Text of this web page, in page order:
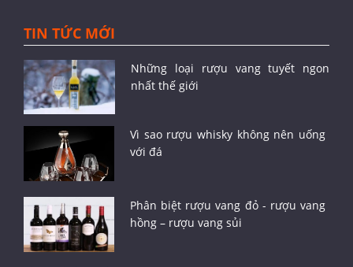
TIN TỨC MỚI
Những loại rượu vang tuyết ngon
nhất thế giới
Vì sao rượu whisky không nên uống
với đá
Phân biệt rượu vang đỏ - rượu vang
hồng – rượu vang sủi